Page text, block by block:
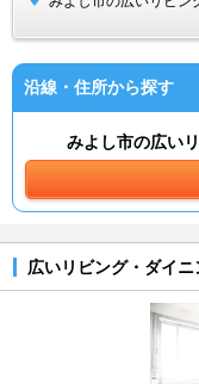
沿線・住所から探す
みよし市の広い
広いリビング・ダイ